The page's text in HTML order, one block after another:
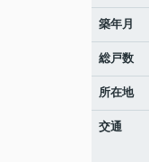
築年月
総戸数
所在地
交通